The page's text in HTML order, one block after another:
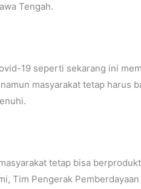
Tengah.
19 seperti sekarang ini
masyarakat tetap harus
tetap bisa
Tim Pengerak